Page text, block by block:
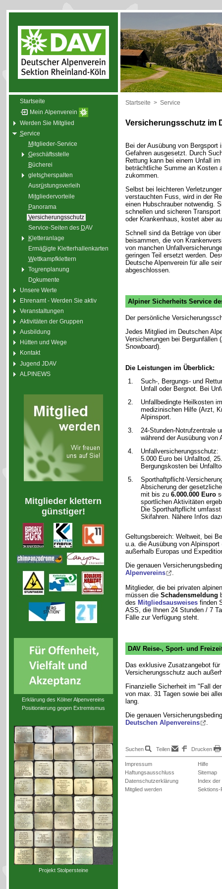
Startseite
Mein Alpenverein
Werden Sie Mitglied
Service
Mitglieder-Service
Geschäftsstelle
Bücherei
gletscherspalten
Ausrüstungsverleih
Mitgliedervorteile
Panorama
Versicherungsschutz
Service-Seiten des DAV
Kletteranlage
Ermäßigte Kletterhallenkarten
Wettkampfklettern
Tourenplanung
Dokumente
Unsere Werte
Ehrenamt - Werden Sie aktiv
Veranstaltungen
Aktivitäten der Gruppen
Ausbildung
Hütten und Wege
Kontakt
Jugend JDAV
ALPINEWS
Mitglieder klettern
günstiger!
Erklärung des Kölner Alpenvereins
Positionierung gegen Extremismus
Projekt Stolpersteine
Startseite > Service
Versicherungsschutz im
Bei der Ausübung von Bergsport
Gefahren ausgesetzt. Durch
Rettung kann bei einem Unfall
beträchtliche Summe an Kosten
zukommen.
Selbst bei leichteren
verstauchten Fuss, wird in der
einen Hubschrauber notwendig.
schnellen und sicheren
oder Krankenhaus, kostet aber
Schnell sind da Beträge von
beisammen, die von
von manchen
geringen Teil ersetzt werden.
Deutsche Alpenverein für alle
abgeschlossen.
Alpiner Sicherheits Service
Der persönliche
Jedes Mitglied im Deutschen
Versicherungen bei
Snowboard).
Die Leistungen im Überblick:
1.
Such-, Bergungs- und
Unfall oder Bergnot. Bei
2.
Unfallbedingte Heilkosten
medizinischen Hilfe (Arzt,
Alpinsport.
3.
24-Stunden-Notrufzentrale
während der Ausübung von
4.
Unfallversicherungsschutz:
5.000 Euro bei Unfalltod,
Bergungskosten bei
5.
Sporthaftpflicht-
Absicherung der
mit bis zu 6.000.000 Euro
sportlichen Aktivitäten
Die Sporthaftpflicht
Skifahren. Nähere Infos
Geltungsbereich: Weltweit, bei
u.a. die Ausübung von
außerhalb Europas und
Die genauen
Alpenvereins
.
Mitglieder, die bei privaten
müssen die Schadensmeldung
des Mitgliedsausweisesfinden
ASS, die Ihnen 24 Stunden / 7
Fälle zur Verfügung steht.
DAV Reise-, Sport- und
Das exklusive Zusatzangebot
Versicherungsschutz auch
Finanzielle Sicherheit im "Fall
von max. 31 Tagen sowie bei
lang.
Die genauen
Deutschen Alpenvereins
.
Suchen Teilen Drucken
Impressum
Haftungsausschluss
Datenschutzerklärung
Mitglied werden
Hilfe
Sitemap
Index der
Sektions-